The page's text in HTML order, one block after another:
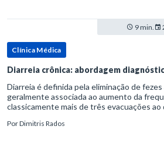
9 min.
Clínica Médica
Diarreia crônica: abordagem
Diarreia é definida pela eliminação de
geralmente associada ao aumento da
classicamente mais de três evacuações ao
PorDimitris Rados